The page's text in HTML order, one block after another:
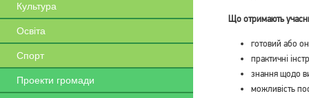
Культура
Освіта
Спорт
Проекти громади
Що отримають
готовий або
практичні
знання щодо
можливість